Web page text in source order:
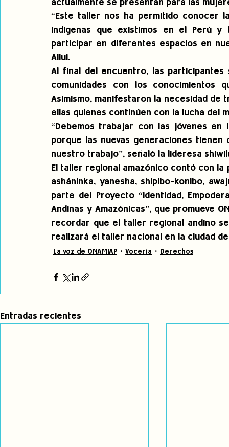
actualmente se presentan para las
“Este taller nos ha permitido conocer
indígenas que existimos en el Perú y
participar en diferentes espacios en
Allui.
Al final del encuentro, las
comunidades con los conocimientos
Asimismo, manifestaron la necesidad de
ellas quienes continúen con la lucha del
“Debemos trabajar con las jóvenes
porque las nuevas generaciones
nuestro trabajo”, señaló la lideresa
El taller regional amazónico contó con
asháninka, yanesha, shipibo-konibo,
parte del Proyecto “Identidad,
Andinas y Amazónicas”, que promueve
recordar que el taller regional andino
realizará el taller nacional en la ciudad de
La voz de ONAMIAP Vocería Derechos
Entradas recientes